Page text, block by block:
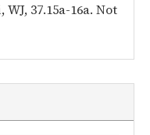
37.15a-16a. Not